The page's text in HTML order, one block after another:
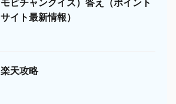
モピチャンクイズ）答え（ポイント
サイト最新情報）
楽天攻略